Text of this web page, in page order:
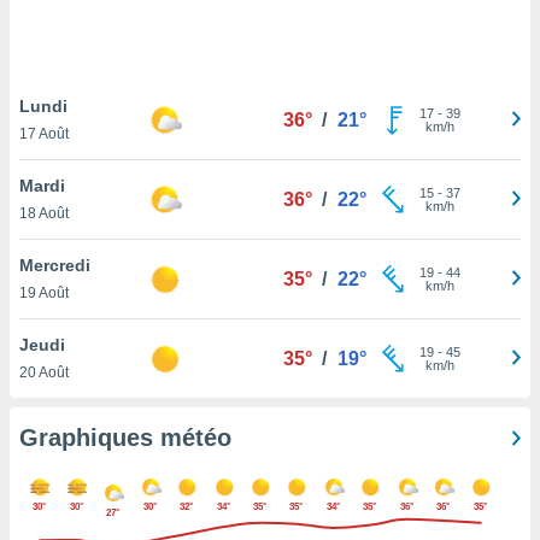
pas
de
à
cas,
que
sur le
que
ne
Lundi
17 Août
36° / 21° 17- 39
km/h
Mardi
18 Août
36° / 22° 15- 37
km/h
Mercredi
19 Août
35° / 22° 19- 44
km/h
Jeudi
20 Août
35° / 19° 19- 45
km/h
Graphiques météo
30° 30°
27°
30° 32° 34° 35° 35° 34° 35° 36° 36° 35°